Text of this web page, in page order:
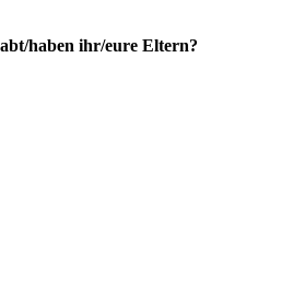
haben ihr/eure Eltern?